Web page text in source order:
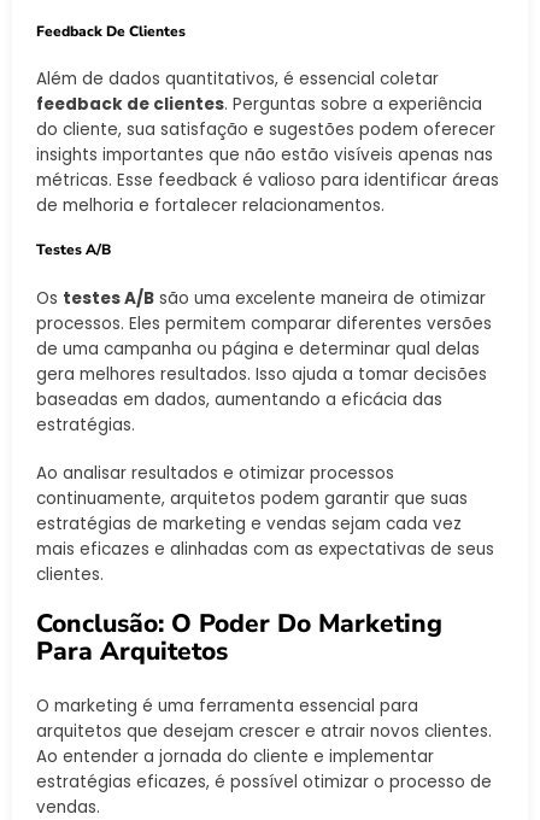
Feedback De Clientes
Além de dados quantitativos, é essencial coletar
feedback de clientes. Perguntas sobre a experiência
do cliente, sua satisfação e sugestões podem oferecer
insights importantes que não estão visíveis apenas nas
métricas. Esse feedback é valioso para identificar áreas
de melhoria e fortalecer relacionamentos.
Testes A/B
Os testes A/B são uma excelente maneira de otimizar
processos. Eles permitem comparar diferentes versões
de uma campanha ou página e determinar qual delas
gera melhores resultados. Isso ajuda a tomar decisões
baseadas em dados, aumentando a eficácia das
estratégias.
Ao analisar resultados e otimizar processos
continuamente, arquitetos podem garantir que suas
estratégias de marketing e vendas sejam cada vez
mais eficazes e alinhadas com as expectativas de seus
clientes.
Conclusão: O Poder Do Marketing
Para Arquitetos
O marketing é uma ferramenta essencial para
arquitetos que desejam crescer e atrair novos clientes.
Ao entender a jornada do cliente e implementar
estratégias eficazes, é possível otimizar o processo de
vendas.